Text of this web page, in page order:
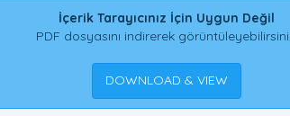
İçerik Tarayıcınız İçin Uygun Değil
PDF dosyasını indirerek
DOWNLOAD & VIEW